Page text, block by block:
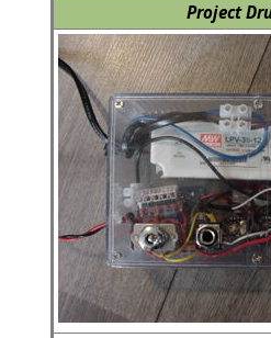
Project